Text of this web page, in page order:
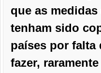
que as
tenham sido
países por falta
fazer,